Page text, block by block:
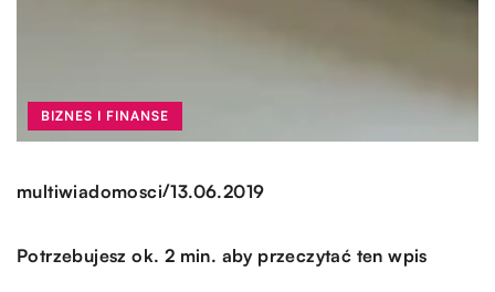
BIZNES I FINANSE
multiwiadomosci/13.06.2019
Potrzebujesz ok. 2 min. aby przeczytać ten wpis